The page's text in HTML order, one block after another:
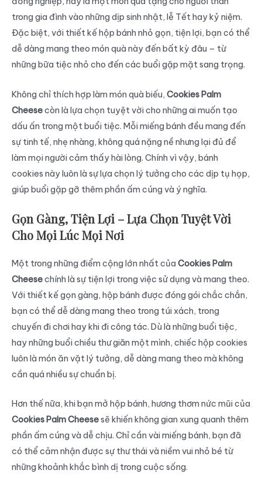
trong gia đình vào những dịp sinh nhật, lễ Tết hay kỷ niệm.
Đặc biệt, với thiết kế hộp bánh nhỏ gọn, tiện lợi, bạn có thể
dễ dàng mang theo món quà này đến bất kỳ đâu – từ
những bữa tiệc nhỏ cho đến các buổi gặp mặt sang trọng.
Không chỉ thích hợp làm món quà biếu, Cookies Palm
Cheesecòn là lựa chọn tuyệt vời cho những ai muốn tạo
dấu ấn trong một buổi tiệc. Mỗi miếng bánh đều mang đến
sự tinh tế, nhẹ nhàng, không quá nặng nề nhưng lại đủ để
làm mọi người cảm thấy hài lòng. Chính vì vậy, bánh
cookies này luôn là sự lựa chọn lý tưởng cho các dịp tụ họp,
giúp buổi gặp gỡ thêm phần ấm cúng và ý nghĩa.
Gọn Gàng, Tiện Lợi – Lựa Chọn Tuyệt Vời
Cho Mọi Lúc Mọi Nơi
Một trong những điểm cộng lớn nhất của Cookies Palm
Cheesechính là sự tiện lợi trong việc sử dụng và mang theo.
Với thiết kế gọn gàng, hộp bánh được đóng gói chắc chắn,
bạn có thể dễ dàng mang theo trong túi xách, trong
chuyến đi chơi hay khi đi công tác. Dù là những buổi tiệc,
hay những buổi chiều thư giãn một mình, chiếc hộp cookies
luôn là món ăn vặt lý tưởng, dễ dàng mang theo mà không
cần quá nhiều sự chuẩn bị.
Hơn thế nữa, khi bạn mở hộp bánh, hương thơm nức mũi của
Cookies Palm Cheesesẽ khiến không gian xung quanh thêm
phần ấm cúng và dễ chịu. Chỉ cần vài miếng bánh, bạn đã
có thể cảm nhận được sự thư thái và niềm vui nhỏ bé từ
những khoảnh khắc bình dị trong cuộc sống.